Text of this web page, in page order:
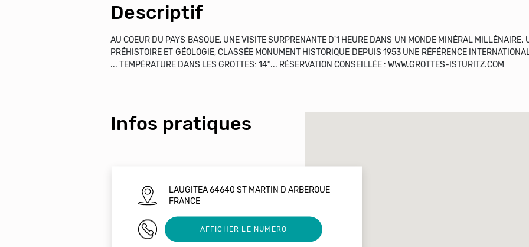
Descriptif
AU COEUR DU PAYS BASQUE, UNE VISITE SURPRENANTE D'1 HEURE DANS UN MONDE MINÉRAL MILLÉNAIRE.
PRÉHISTOIRE ET GÉOLOGIE, CLASSÉE MONUMENT HISTORIQUE DEPUIS 1953 UNE RÉFÉRENCE
... TEMPÉRATURE DANS LES GROTTES: 14°... RÉSERVATION CONSEILLÉE : WWW.GROTTES-ISTURITZ.COM
Infos pratiques
LAUGITEA 64640 ST MARTIN D ARBEROUE
FRANCE
05 59 29 64 72AFFICHER LE NUMERO